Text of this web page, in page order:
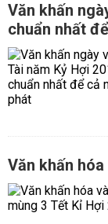
Văn khấn
chuẩn nhất
Văn khấn